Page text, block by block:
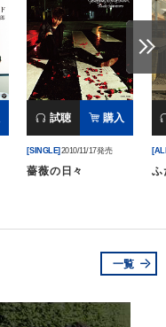
試聴 購入
[SINGLE] 2010/11/17発売
薔薇の日々 ふ
一覧